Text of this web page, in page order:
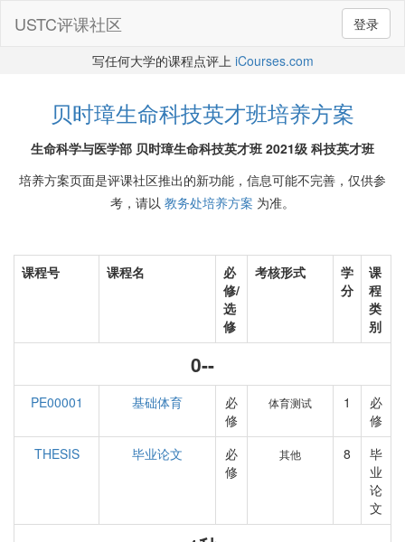
登录
USTC评课社区
写任何大学的课程点评上 iCourses.com
贝时璋生命科技英才班培养方案
生命科学与医学部 贝时璋生命科技英才班 2021级 科技英才班
培养方案页面是评课社区推出的新功能，信息可能不完善，仅供参
考，请以 教务处培养方案 为准。
课程号 课程名
必
修/
选
修
考核形式
学
分
课
程
类
别
0--
PE00001 基础体育
必
修
体育测试 1
必
修
THESIS
毕业论文
必
修
其他 8
毕
业
论
文